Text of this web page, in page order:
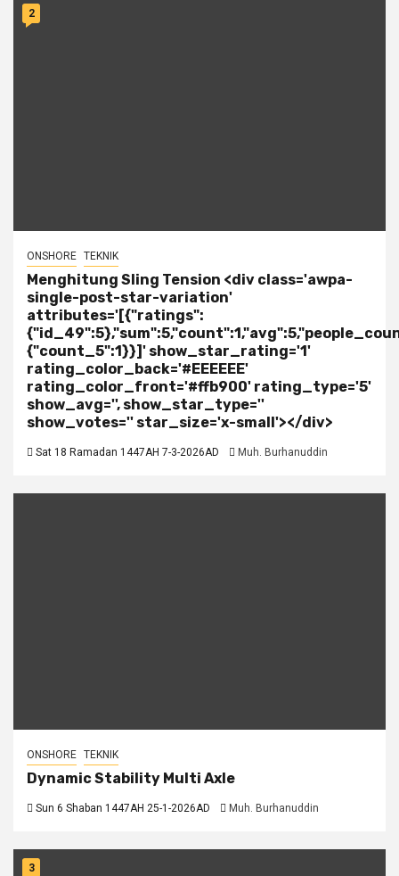
2
ONSHORE TEKNIK
Menghitung Sling Tension <div class='awpa-
single-post-star-variation'
attributes='[{"ratings":
{"count_5":1}}]' show_star_rating='1'
rating_color_back='#EEEEEE'
rating_color_front='#ffb900' rating_type='5'
show_avg='', show_star_type=''
show_votes='' star_size='x-small'></div>
Sat 18 Ramadan 1447AH 7-3-2026AD Muh. Burhanuddin
ONSHORE TEKNIK
Dynamic Stability Multi Axle
Sun 6 Shaban 1447AH 25-1-2026AD Muh. Burhanuddin
3